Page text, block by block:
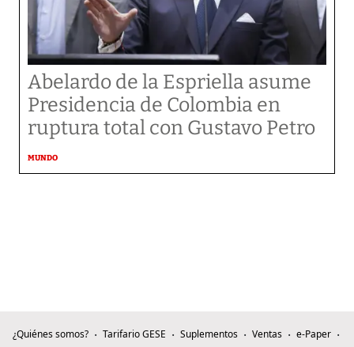
Abelardo de la Espriella asume
Presidencia de Colombia en
ruptura total con Gustavo Petro
MUNDO
¿Quiénes somos? Tarifario GESE Suplementos Ventas
e-Paper